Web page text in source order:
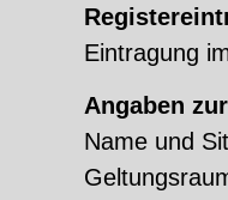
Eintragung
Angaben
Name und